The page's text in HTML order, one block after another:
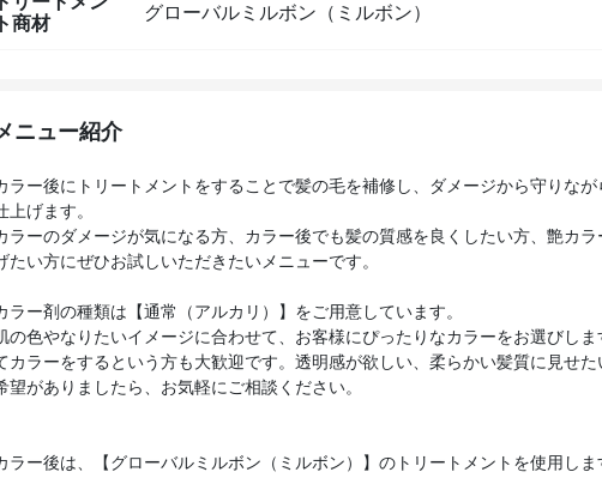
ト商材
グローバルミルボン（ミルボン）
ニュー紹介
ラー後にトリートメントをすることで髪の毛を補修し、ダメージから守りなが
上げます。
ラーのダメージが気になる方、カラー後でも髪の質感を良くしたい方、艶カラ
たい方にぜひお試しいただきたいメニューです。
ラー剤の種類は【通常（アルカリ）】をご用意しています。
の色やなりたいイメージに合わせて、お客様にぴったりなカラーをお選びしま
カラーをするという方も大歓迎です。透明感が欲しい、柔らかい髪質に見せた
望がありましたら、お気軽にご相談ください。
ラー後は、【グローバルミルボン（ミルボン）】のトリートメントを使用しま